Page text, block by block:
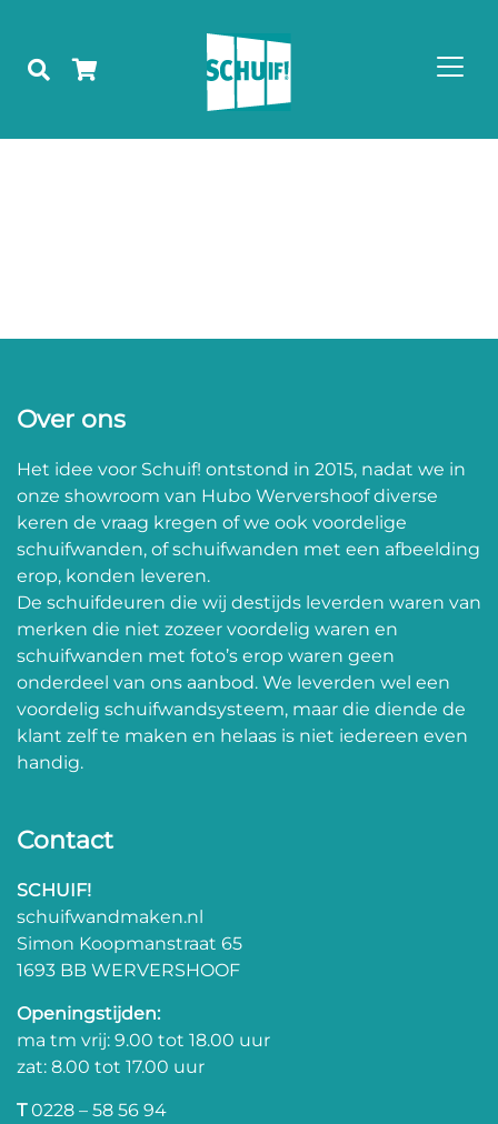
Over ons
Het idee voor Schuif! ontstond in 2015, nadat we in
onze showroom van Hubo Wervershoof diverse
keren de vraag kregen of we ook voordelige
schuifwanden, of schuifwanden met een afbeelding
erop, konden leveren.
De schuifdeuren die wij destijds leverden waren van
merken die niet zozeer voordelig waren en
schuifwanden met foto’s erop waren geen
onderdeel van ons aanbod. We leverden wel een
voordelig schuifwandsysteem, maar die diende de
klant zelf te maken en helaas is niet iedereen even
handig.
Contact
SCHUIF!
schuifwandmaken.nl
Simon Koopmanstraat 65
1693 BB WERVERSHOOF
Openingstijden:
ma tm vrij: 9.00 tot 18.00 uur
zat: 8.00 tot 17.00 uur
T0228 – 58 56 94